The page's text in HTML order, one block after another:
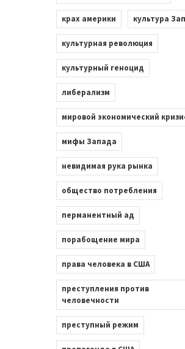
крах америки культура
культурная революция
культурный геноцид
либерализм
мировой экономический
мифы Запада
невидимая рука рынка
общество потребления
перманентный ад
порабощение мира
права человека в США
преступления против
человечности
преступный режим